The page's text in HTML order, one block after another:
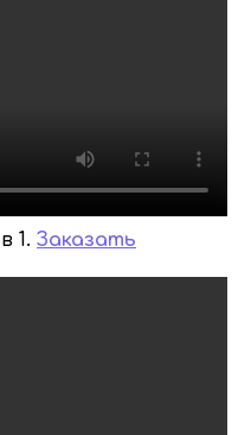
1. Заказать